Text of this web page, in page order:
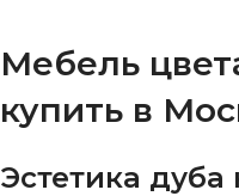
Мебель
купить в
Эстетика